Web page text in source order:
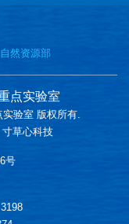
自然资源部
点实验室
验室 版权所有.
寸草心科技
号